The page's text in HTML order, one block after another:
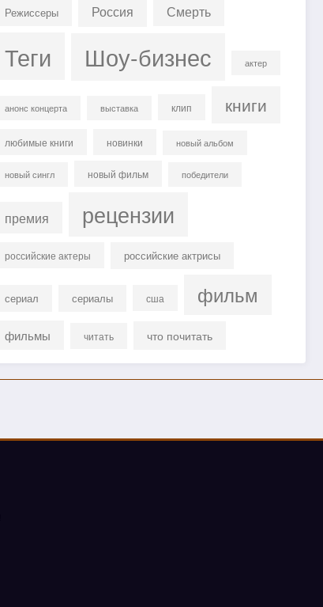
Режиссеры Россия Смерть
Теги Шоу-бизнес актер
анонс концерта выставка клип книги
любимые книги новинки новый альбом
новый сингл новый фильм победители
премия рецензии
российские актеры российские актрисы
сериал сериалы сша фильм
фильмы читать что почитать